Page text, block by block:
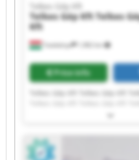
Tatabánya 1,982 km
Telkes Gép Kft
Telkes Gép Kft Telkes
Kft
Price info
Telkes Gép Kft Telkes Gép Kft
Telkes Gép Kft Telkes Gép Kft
Telkes Gép Kft Telkes Gép Kft
Telkes Gép Kft Telkes Gép Kft
Telkes Gép Kft Telkes Gép Kft